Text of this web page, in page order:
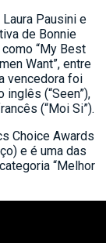
Pausini e
de Bonnie
“My Best
Want”, entre
vencedora foi
inglês (“Seen”),
(“Moi Si”).
Choice Awards
e é uma das
“Melhor